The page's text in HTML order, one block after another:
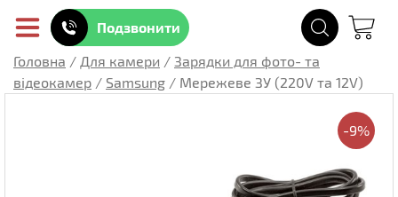
Подзвонити
Головна / Для камери / Зарядки для фото- та
відеокамер / Samsung / Мережеве ЗУ (220V та 12V)
-9%